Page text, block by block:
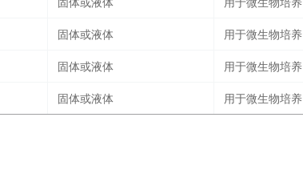
固体或液体 用于微生物培养
固体或液体 用于微生物培养
固体或液体 用于微生物培养